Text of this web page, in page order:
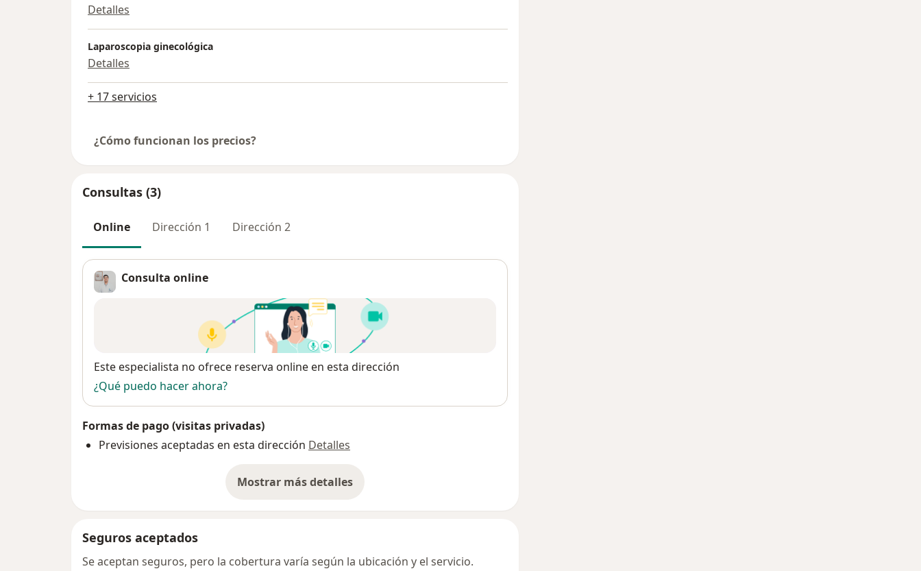
Detalles
Laparoscopia ginecológica
Detalles
+ 17 servicios
¿Cómo funcionan los precios?
Consultas (3)
Online Dirección 1 Dirección 2
Consulta online
Disponibilidad
Este especialista no ofrece reserva online en esta dirección
¿Qué puedo hacer ahora?
Formas de pago (visitas privadas)
Previsiones aceptadas en esta dirección Detalles
Mostrar más detalles
sobre la dirección
Seguros aceptados
Se aceptan seguros, pero la cobertura varía según la ubicación y el servicio.